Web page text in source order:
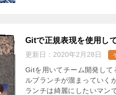
Gitで正規表現を使用し
更新日： 2020年2月28日
Gitを用いてチーム開発し
ルブランチが溜まっていく
ランチは綺麗にしたいマン